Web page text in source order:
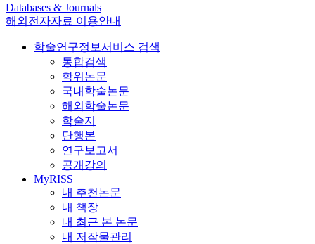
Databases & Journals
해외전자자료 이용안내
학술연구정보서비스 검색
통합검색
학위논문
국내학술논문
해외학술논문
학술지
단행본
연구보고서
공개강의
MyRISS
내 추천논문
내 책장
내 최근 본 논문
내 저작물관리